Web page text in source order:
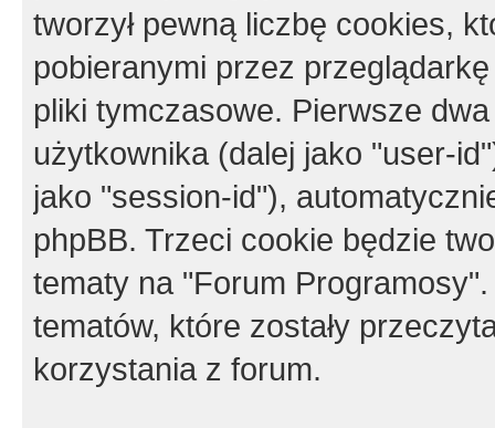
tworzył pewną liczbę cookies,
pobieranymi przez
pliki tymczasowe. Pierwsze
użytkownika (dalej jako "user-
jako "session-id"),
phpBB. Trzeci cookie będzie
tematy na "Forum
tematów, które zostały
korzystania z forum.